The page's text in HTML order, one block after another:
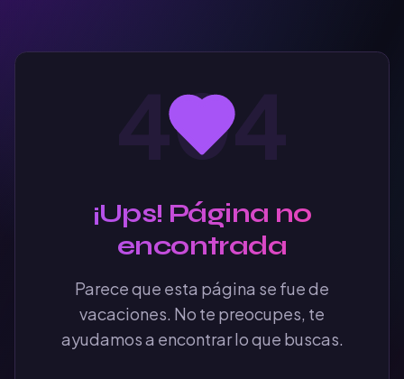
404
¡Ups! Página no
encontrada
Parece que esta página se fue de
vacaciones. No te preocupes, te
ayudamos a encontrar lo que buscas.